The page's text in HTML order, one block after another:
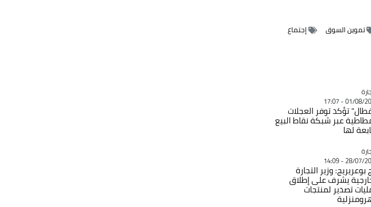
تموين السوق
إجتماع
01/08/2026 -
تؤكد توفر العجلات
عبر شبكة نقاط البيع
لها
28/07/2026 -
بوعريريج: وزير التجارة
يشرف على إطلاق
تصدير لمنتجات